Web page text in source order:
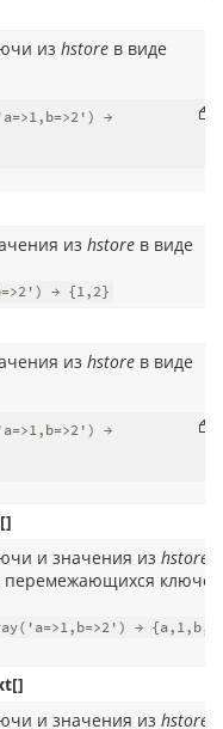
из hstore в виде
→
из hstore в виде
→ {1,2}
из hstore в виде
→
и значения из hstore
перемежающихся ключей
→ {a,1,b,
и значения из hstore